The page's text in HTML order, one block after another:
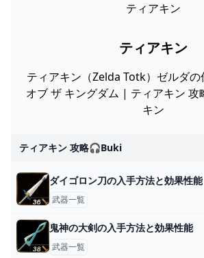
ティアキン
ティアキン
ティアキン（Zelda Totk）ゼルダ
オブ ザ キングダム | ティアキン 攻
キン
ティアキン 攻略🎧buki
ダイゴロン刀の入手方法と効果性能
武器一覧
鬼神の大剣の入手方法と効果性能
武器一覧